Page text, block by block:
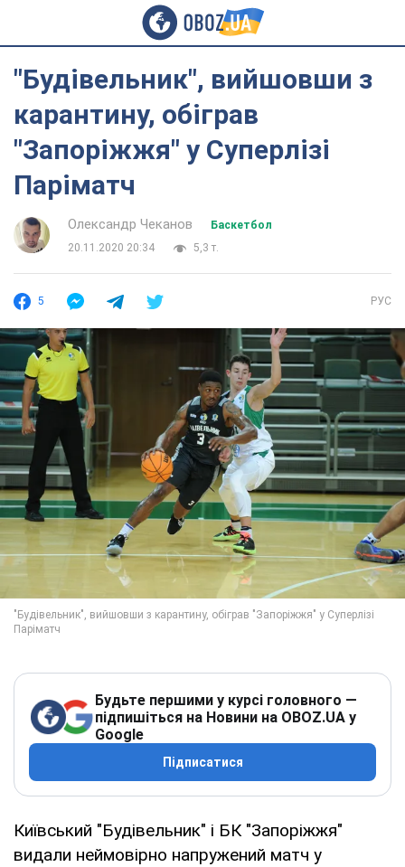
"Будівельник", вийшовши з
карантину, обіграв
"Запоріжжя" у Суперлізі
Паріматч
Олександр Чеканов
Баскетбол
20.11.2020 20:34
5,3 т.
5 РУС
Будьте першими у курсі головного —
підпишіться на Новини на OBOZ.UA у
Google
Підписатися
Київський "Будівельник" і БК "Запоріжжя"
видали неймовірно напружений матч у